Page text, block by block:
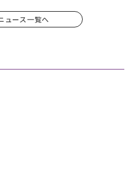
ュース一覧へ